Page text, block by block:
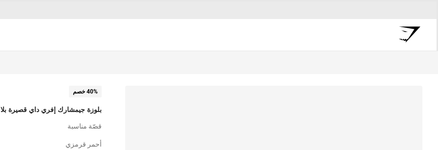
40% خصم
بلوزة جيمشارك إفري داي قصيرة بلا
قصّة مناسبة
أحمر قرمزي